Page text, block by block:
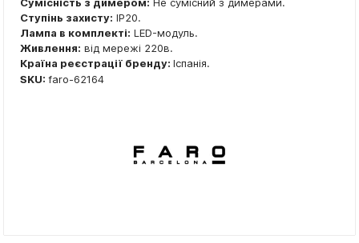
Сумісність з димером: Не сумісний з димерами.
Ступінь захисту: IP20.
Лампа в комплекті: LED-модуль.
Живлення: від мережі 220в.
Країна реєстрації бренду: Іспанія.
SKU: faro-62164